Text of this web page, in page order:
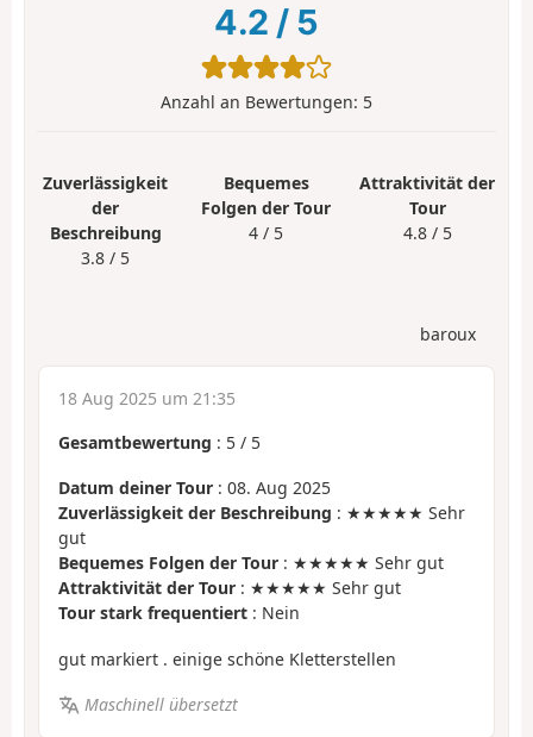
4.2 / 5
Anzahl an Bewertungen: 5
Zuverlässigkeit
der
Beschreibung
3.8 / 5
Bequemes
Folgen der Tour
4 / 5
Attraktivität der
Tour
4.8 / 5
baroux
18 Aug 2025 um 21:35
Gesamtbewertung : 5 / 5
Datum deiner Tour : 08. Aug 2025
Zuverlässigkeit der Beschreibung : ★★★★★ Sehr
gut
Bequemes Folgen der Tour : ★★★★★ Sehr gut
Attraktivität der Tour : ★★★★★ Sehr gut
Tour stark frequentiert : Nein
gut markiert . einige schöne Kletterstellen
Maschinell übersetzt